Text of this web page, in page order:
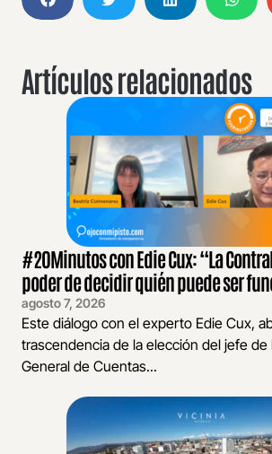
Artículos relacionados
#20Minutos con Edie Cux: “La
poder de decidir quién puede ser
agosto 7, 2026
Este diálogo con el experto Edie Cux,
trascendencia de la elección del jefe de
General de Cuentas...